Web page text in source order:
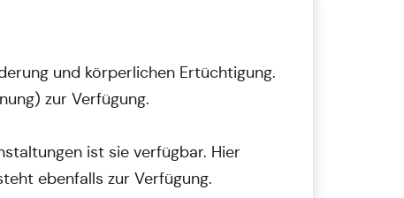
und körperlichen Ertüchtigung.
zur Verfügung.
ist sie verfügbar. Hier
ebenfalls zur Verfügung.